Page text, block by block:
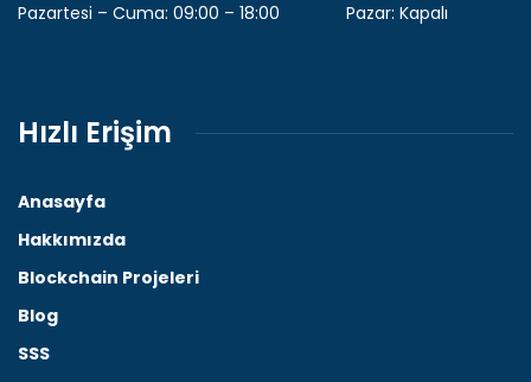
Pazartesi – Cuma: 09:00 – 18:00 Pazar: Kapalı
Hızlı Erişim
Anasayfa
Hakkımızda
Blockchain Projeleri
Blog
SSS